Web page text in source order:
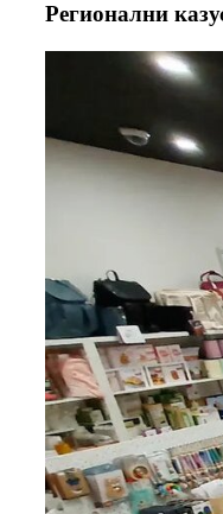
Регионални